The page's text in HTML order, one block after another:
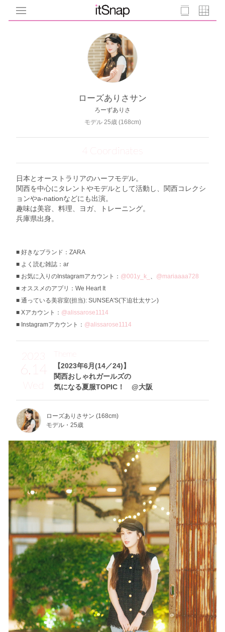
ローズありさサン
ろーずありさ
モデル 25歳 (168cm)
4 Coordinates
日本とオーストラリアのハーフモデル。
関西を中心にタレントやモデルとして活動し、関西コレクシ
ョンやa-nationなどにも出演。
趣味は美容、料理、ヨガ、トレーニング。
兵庫県出身。
好きなブランド：ZARA
よく読む雑誌：ar
お気に入りのInstagramアカウント： @001y_k_ 、 @mariaaaa728
オススメのアプリ：We Heart It
通っている美容室(担当): SUNSEA'S(下迫壮太サン)
Xアカウント： @alissarose1114
Instagramアカウント： @alissarose1114
2023
6.14
Wed
【2023年6月(14／24)】
関西おしゃれガールズの
気になる夏服TOPIC！ @大阪
Theme
ローズありさサン (168cm)
モデル・25歳